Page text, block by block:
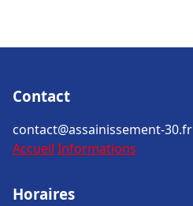
Contact
contact@assainissement-30.fr
Accueil Informations
Horaires